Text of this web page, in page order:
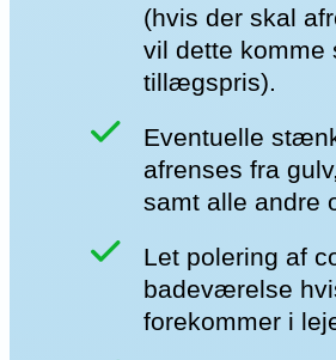
(hvis der skal
vil dette komme
tillægspris).
Eventuelle
afrenses fra
samt alle andre
Let polering af
badeværelse
forekommer i